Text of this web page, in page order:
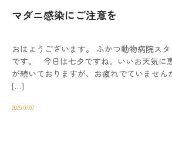
マダニ感染にご注意を
おはようございます。 ふかつ動物病院ス
です。 今日は七夕ですね。いいお天気に
が続いておりますが、お疲れでていませ
[…]
2025.07.07